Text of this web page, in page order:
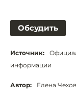
Обсудить
Источник:
информации
Автор: Елена